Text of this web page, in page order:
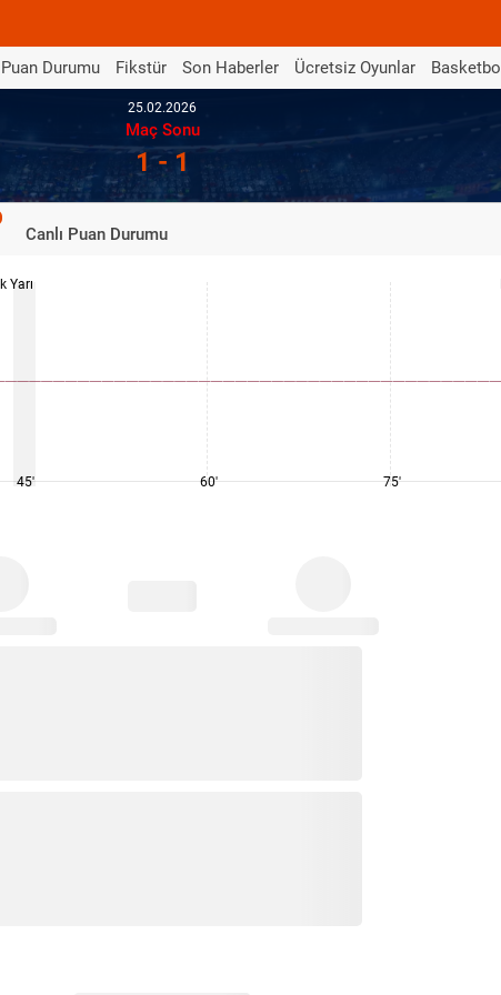
Puan Durumu Fikstür Son Haberler Ücretsiz Oyunlar Basketbol
25.02.2026
Maç Sonu
1 - 1
Canlı Puan Durumu
İlk Yarı
45' 60' 75'